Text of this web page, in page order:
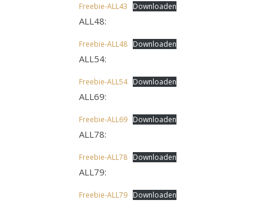
Freebie-ALL43 Downloaden
ALL48:
Freebie-ALL48 Downloaden
ALL54:
Freebie-ALL54 Downloaden
ALL69:
Freebie-ALL69 Downloaden
ALL78:
Freebie-ALL78 Downloaden
ALL79:
Freebie-ALL79 Downloaden